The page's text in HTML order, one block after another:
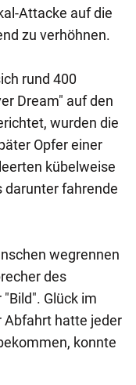
Attacke auf die
zu verhöhnen.
rund 400
Dream" auf den
wurden die
Opfer einer
kübelweise
darunter fahrende
wegrennen
des
Glück im
Abfahrt hatte jeder
konnte